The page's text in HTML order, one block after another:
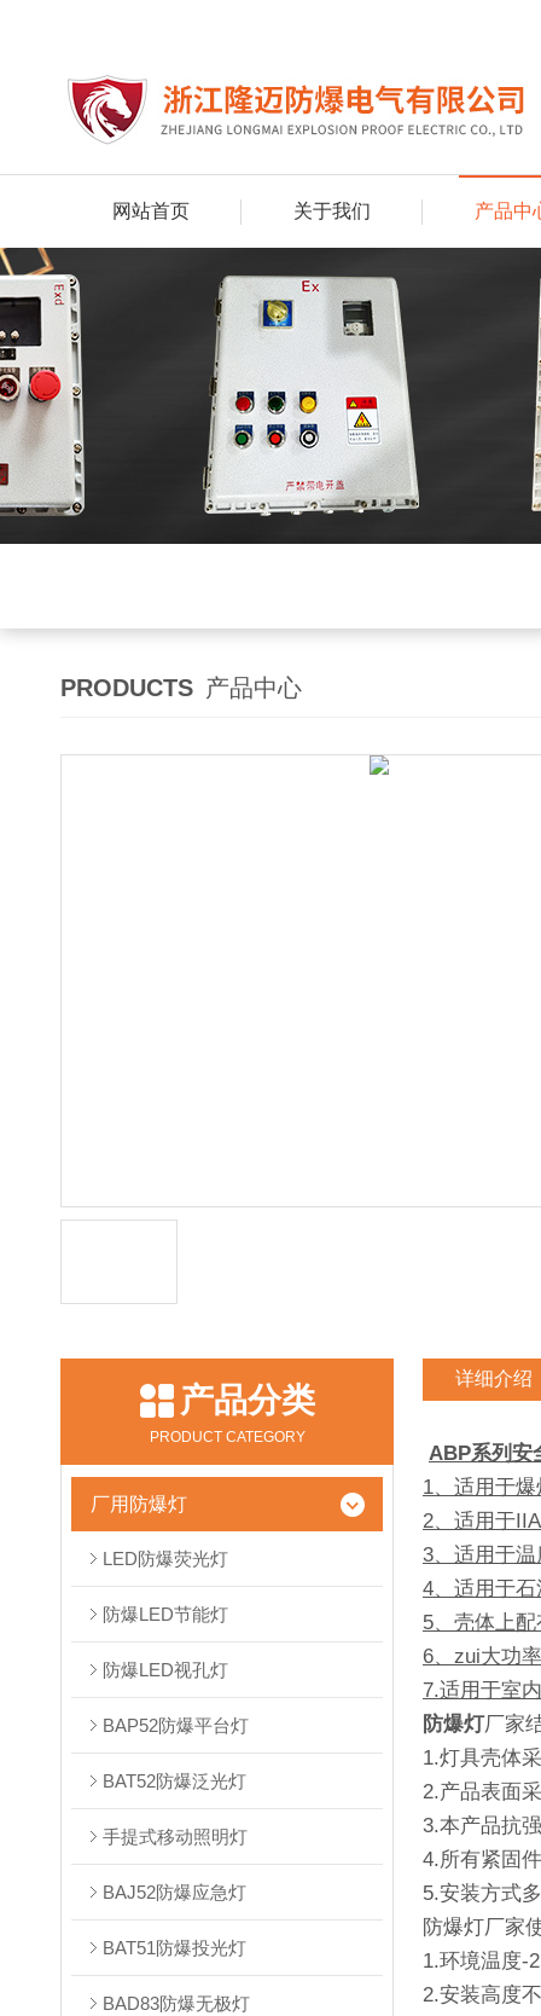
网站首页 关于我们 产品中
PRODUCTS 产品中心
产品分类
PRODUCT CATEGORY
厂用防爆灯
LED防爆荧光灯
防爆LED节能灯
防爆LED视孔灯
BAP52防爆平台灯
BAT52防爆泛光灯
手提式移动照明灯
BAJ52防爆应急灯
BAT51防爆投光灯
BAD83防爆无极灯
详细介绍
ABP系列安
1、适用于
2、适用于
3、适用于
4、适用于
5、壳体上
6、zui大功
7.适用于室
防爆灯厂家
1.灯具壳体
2.产品表面
3.本产品抗
4.所有紧固
5.安装方式
防爆灯厂家
1.环境温度-
2.安装高度